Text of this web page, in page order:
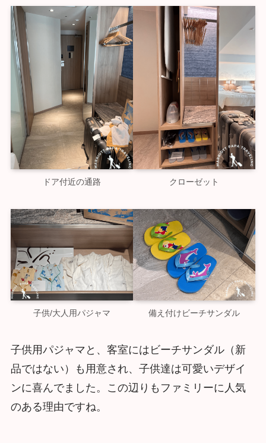
ドア付近の通路 クローゼット
子供/大人用パジャマ 備え付けビーチサンダル
子供用パジャマと、客室にはビーチサンダル（新
品ではない）も用意され、子供達は可愛いデザイ
ンに喜んでました。この辺りもファミリーに人気
のある理由ですね。